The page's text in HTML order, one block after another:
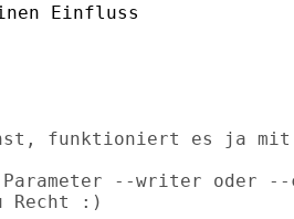
Einfluss
funktioniert es ja mit
--writer oder
Recht :)